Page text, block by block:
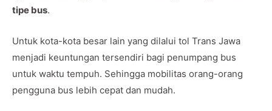
tipe bus.
Untuk kota-kota besar lain yang dilalui tol Trans Jawa
menjadi keuntungan tersendiri bagi penumpang bus
untuk waktu tempuh. Sehingga mobilitas orang-orang
pengguna bus lebih cepat dan mudah.